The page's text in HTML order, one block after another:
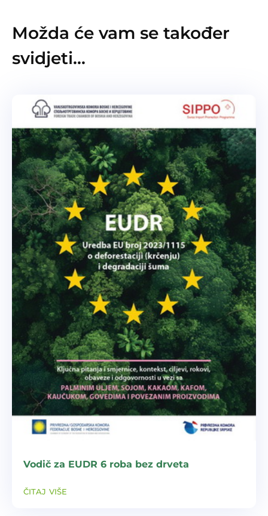
Možda će vam se također
svidjeti…
Vodič za EUDR 6 roba bez drveta
čitaj više